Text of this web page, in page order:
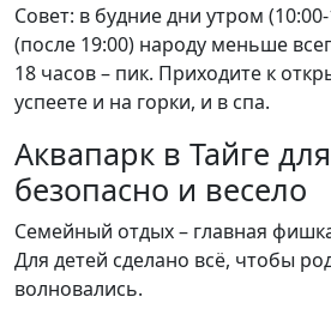
Совет: в будние дни утром
(после 19:00) народу меньше
18 часов – пик. Приходите к
успеете и на горки, и в спа.
Аквапарк в Тайге
безопасно и весело
Семейный отдых – главная
Для детей сделано всё, чтобы
волновались.